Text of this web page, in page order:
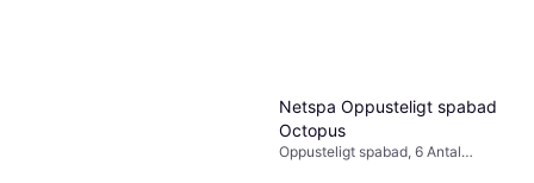
Netspa Oppusteligt spabad
Octopus
Oppusteligt spabad, 6 Antal